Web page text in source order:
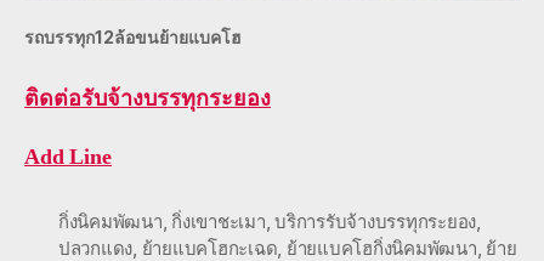
รถบรรทุก12ล้อขนย้ายแบคโฮ
ติดต่อรับจ้างบรรทุกระยอง
Add Line
กิ่งนิคมพัฒนา, กิ่งเขาชะเมา,บริการรับจ้างบรรทุกระยอง,
ปลวกแดง, ย้ายแบคโฮกะเฉด, ย้ายแบคโฮกิ่งนิคมพัฒนา, ย้าย